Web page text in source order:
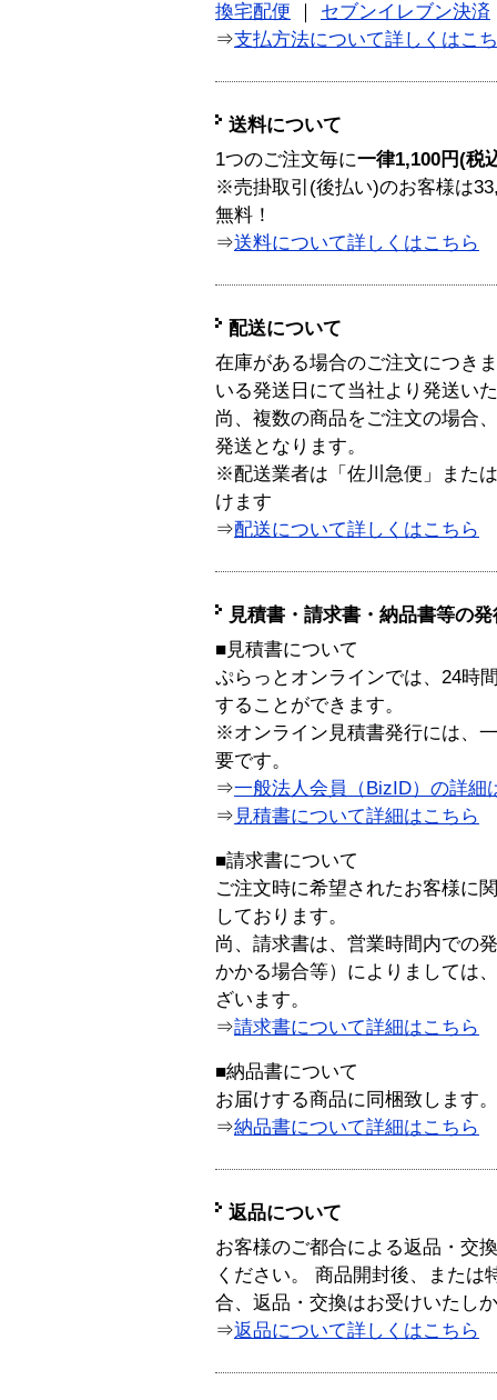
換宅配便
セブンイレブン決済
⇒支払方法について詳しくはこ
送料について
1つのご注文毎に一律1,100円(税
※売掛取引(後払い)のお客様は
無料！
⇒送料について詳しくはこちら
配送について
在庫がある場合のご注文につき
いる発送日にて当社より発送い
尚、複数の商品をご注文の場合
発送となります。
※配送業者は「佐川急便」また
けます
⇒配送について詳しくはこちら
見積書・請求書・納品書等の
■見積書について
ぷらっとオンラインでは、24時
することができます。
※オンライン見積書発行には、
要です。
⇒一般法人会員（BizID）の詳細
⇒ 見積書について詳細はこちら
■請求書について
ご注文時に希望されたお客様に
しております。
尚、請求書は、営業時間内での
かかる場合等）によりましては
ざいます。
⇒請求書について詳細はこちら
■納品書について
お届けする商品に同梱致します。
⇒納品書について詳細はこちら
返品について
お客様のご都合による返品・交
ください。 商品開封後、または
合、返品・交換はお受けいたし
⇒返品について詳しくはこちら